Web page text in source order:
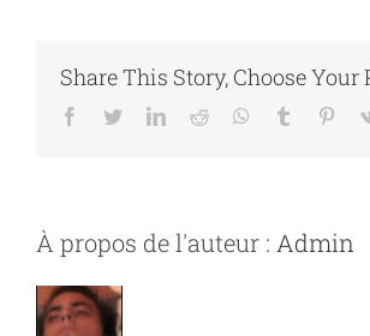
Share This Story, Choose Your
Facebook
TwitterLinkedIn
Reddit Whatsapp
Tumblr
À propos de l'auteur : Admin